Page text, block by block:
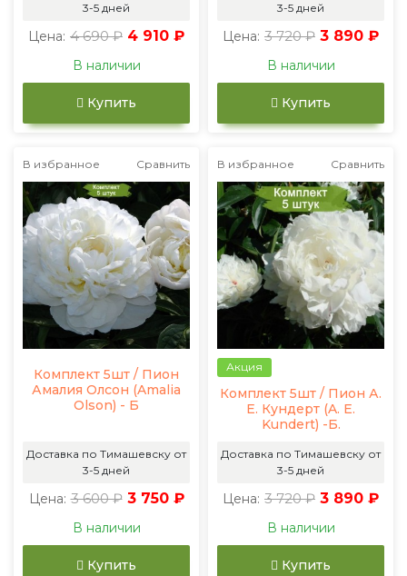
3-5 дней
Цена: 4 690 ₽ 4 910 ₽
В наличии
Купить
3-5 дней
Цена: 3 720 ₽ 3 890 ₽
В наличии
Купить
В избранное Сравнить
Комплект 5шт / Пион
Амалия Олсон (Amalia
Olson) - Б
Доставка по Тимашевску от
3-5 дней
Цена: 3 600 ₽ 3 750 ₽
В наличии
Купить
В избранное Сравнить
Акция
Комплект 5шт / Пион А.
Е. Кундерт (A. E.
Kundert) -Б.
Доставка по Тимашевску от
3-5 дней
Цена: 3 720 ₽ 3 890 ₽
В наличии
Купить